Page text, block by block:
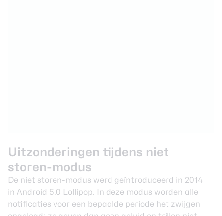
Uitzonderingen tijdens niet
storen-modus
De niet storen-modus werd geïntroduceerd in 2014
in Android 5.0 Lollipop. In deze modus worden alle
notificaties voor een bepaalde periode het zwijgen